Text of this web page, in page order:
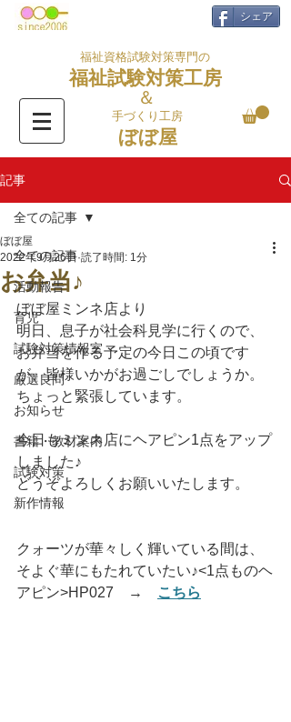
シェア
福祉資格試験対策専門の
福祉試験対策工房
＆
手づくり工房
ぼぼ屋
記事
全ての記事
活動報告
育児
試験対策情報室
厳選良問
お知らせ
書籍・教材案内
試験対策
新作情報
全ての記事
お弁当♪
ぼぼ屋
2022年9月26日 読了時間: 1分
ぼぼ屋ミンネ店より
明日、息子が社会科見学に行くので、
お弁当を作る予定の今日この頃です
が、皆様いかがお過ごしでしょうか。
ちょっと緊張しています。
今日もミンネ店にヘアピン1点をアップ
しました♪
どうぞよろしくお願いいたします。
クォーツが華々しく輝いている間は、
そよぐ華にもたれていたい♪<1点ものヘ
アピン>HP027　→
こちら